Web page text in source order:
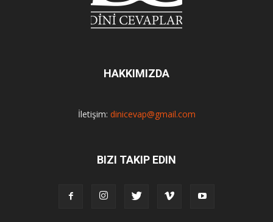
HAKKIMIZDA
İletişim: dinicevap@gmail.com
BIZI TAKIP EDIN